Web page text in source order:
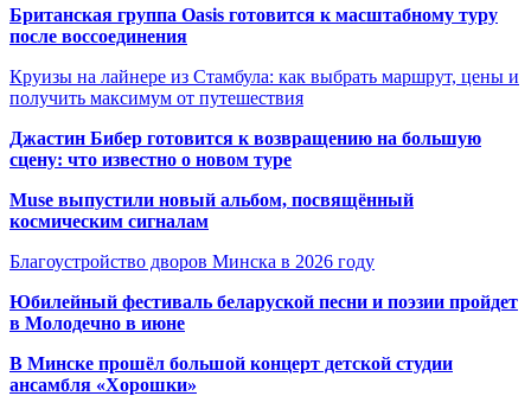
Британская группа Oasis готовится к масштабному туру
после воссоединения
Круизы на лайнере из Стамбула: как выбрать маршрут, цены и
получить максимум от путешествия
Джастин Бибер готовится к возвращению на большую
сцену: что известно о новом туре
Muse выпустили новый альбом, посвящённый
космическим сигналам
Благоустройство дворов Минска в 2026 году
Юбилейный фестиваль беларуской песни и поэзии пройдет
в Молодечно в июне
В Минске прошёл большой концерт детской студии
ансамбля «Хорошки»